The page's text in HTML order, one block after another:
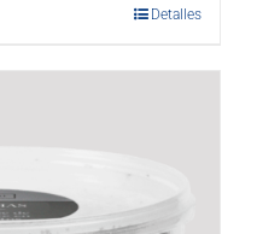
Detalles